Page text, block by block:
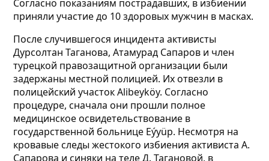
Согласно показаниям пострадавших, в избиении
приняли участие до 10 здоровых мужчин в масках.
После случившегося инцидента активисты
Дурсолтан Таганова, Атамурад Сапаров и член
турецкой правозащитной организации были
задержаны местной полицией. Их отвезли в
полицeйский участок Alibeyköy. Согласно
процедуре, сначала они прошли полное
медицинское освидетельствование в
государственной больнице Eýyüp. Несмотря на
кровавые следы жестокого избиения активиста А.
Сапарова и синяки на теле Д. Тагановой, в